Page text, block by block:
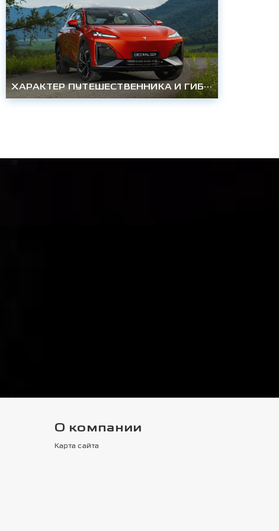
ХАРАКТЕР ПУТЕШЕСТВЕННИКА И ГИБРИДНАЯ МОЩЬ DEEPAL S07 УЖЕ В РОССИИ
О компании
Карта сайта